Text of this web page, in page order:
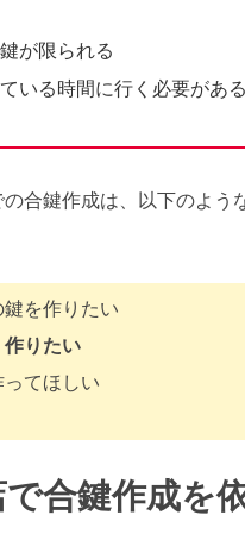
が限られる
いる時間に行く必要がある
合鍵作成は、以下のよう
を作りたい
作りたい
てほしい
合鍵作成を